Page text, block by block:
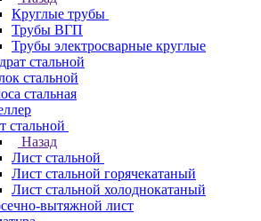
Круглые трубы
Трубы ВГП
Трубы электросварные круглые
стальной
стальной
стальная
стальной
Назад
Лист стальной
Лист стальной горячекатаный
Лист стальной холоднокатаный
вытяжной лист